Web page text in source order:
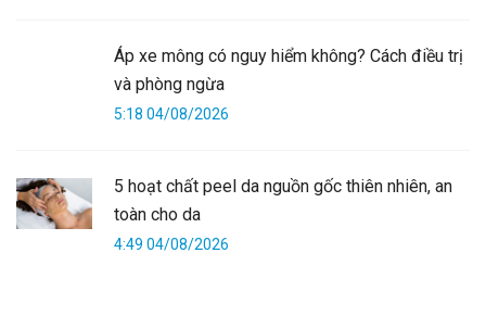
Áp xe mông có nguy hiểm không? Cách điều trị
và phòng ngừa
5:18 04/08/2026
5 hoạt chất peel da nguồn gốc thiên nhiên, an
toàn cho da
4:49 04/08/2026